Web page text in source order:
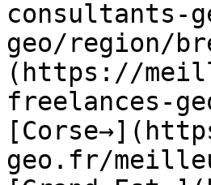
consultants-
geo/region/
(https://
freelances-
geo.fr/